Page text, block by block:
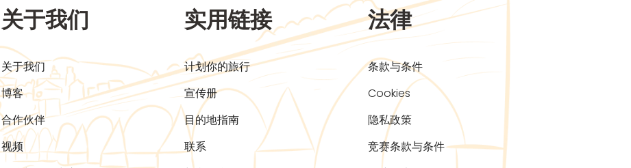
关于我们
关于我们
博客
合作伙伴
视频
实用链接
计划你的旅行
宣传册
目的地指南
联系
法律
条款与条件
Cookies
隐私政策
竞赛条款与条件